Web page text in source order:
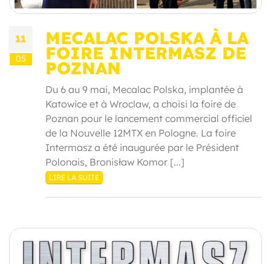
11
05
MECALAC POLSKA À LA
FOIRE INTERMASZ DE
POZNAN
Du 6 au 9 mai, Mecalac Polska, implantée à
Katowice et à Wroclaw, a choisi la foire de
Poznan pour le lancement commercial officiel
de la Nouvelle 12MTX en Pologne. La foire
Intermasz a été inaugurée par le Président
Polonais, Bronisław Komor [...]
LIRE LA SUITE